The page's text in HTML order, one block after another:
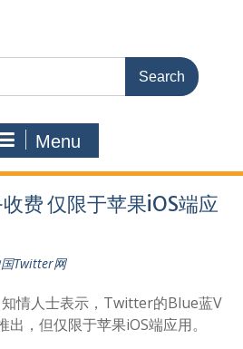
Menu
费 仅限于苹果iOS端应
Twitter网
情人士表示，Twitter的Blue蓝V
，但仅限于苹果iOS端应用。